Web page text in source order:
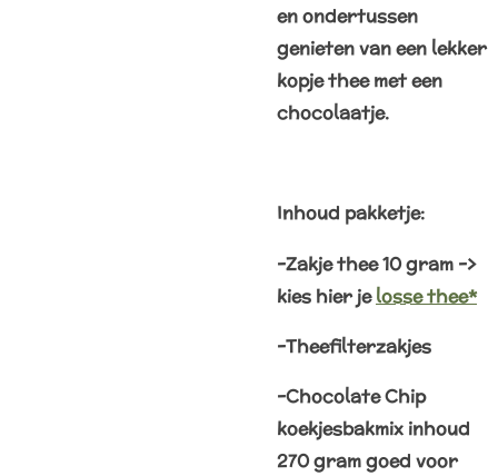
en ondertussen
genieten van een lekker
kopje thee met een
chocolaatje.
Inhoud pakketje:
-Zakje thee 10 gram ->
kies hier jelosse thee*
-Theefilterzakjes
-Chocolate Chip
koekjesbakmix inhoud
270 gram goed voor